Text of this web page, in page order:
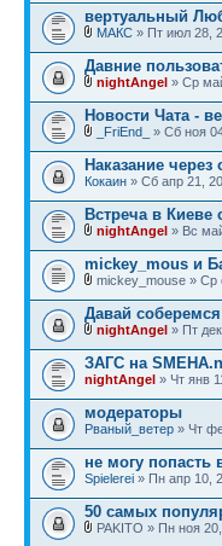
вертуальный
МАКС » Пт июл 28,
Давние
nightAngel » Ср
Новости Чата -
_FriEnd_ » Сб ноя
Наказание через
Кокаин » Сб апр 21,
Встреча в Киеве
nightAngel » Вс
mickey_mous и
mickey_mouse » Ср
Давай
nightAngel » Пт
ЗАГС на
nightAngel » Чт янв
модераторы
Рваный_ветер » Чт
не могу попасть
Spielerei » Пн апр 10,
50 самых
PAKITO » Пн ноя